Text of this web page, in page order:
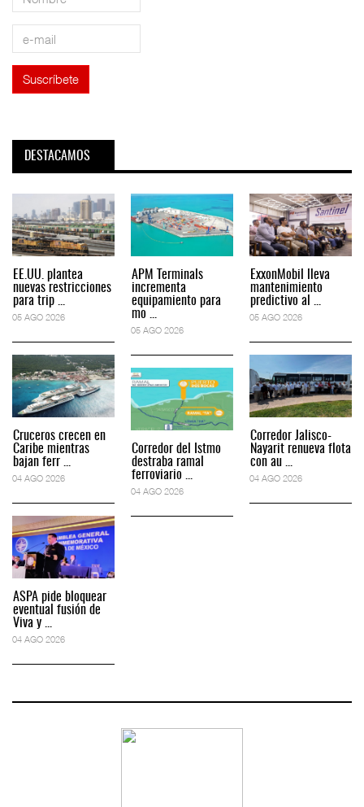
DESTACAMOS
EE.UU. plantea
nuevas restricciones
para trip ...
05 AGO 2026
Cruceros crecen en
Caribe mientras
bajan ferr ...
04 AGO 2026
ASPA pide bloquear
eventual fusión de
Viva y ...
04 AGO 2026
APM Terminals
incrementa
equipamiento para
mo ...
05 AGO 2026
Corredor del Istmo
destraba ramal
ferroviario ...
04 AGO 2026
ExxonMobil lleva
mantenimiento
predictivo al ...
05 AGO 2026
Corredor Jalisco-
Nayarit renueva flota
con au ...
04 AGO 2026